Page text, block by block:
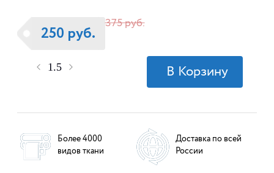
375 руб.
250 руб.
Более 4000
видов ткани
Доставка по всей
России